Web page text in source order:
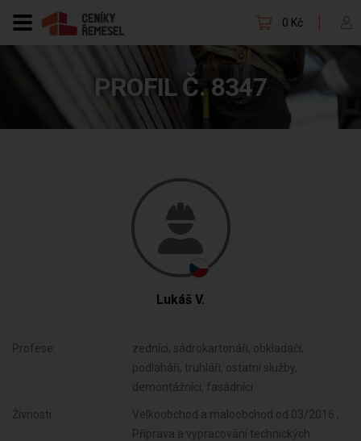
0 Kč
PROFIL Č. 8347
Lukáš V.
Profese:
zedníci, sádrokartonáři, obkladači,
podlaháři, truhláři, ostatní služby,
demontážníci, fasádníci
Živnosti:
Velkoobchod a maloobchod od 03/2016 ,
Příprava a vypracování technických